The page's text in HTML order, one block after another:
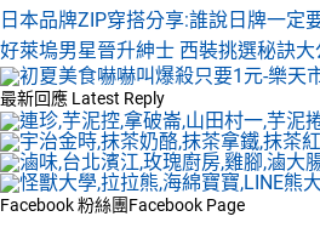
日本品牌ZIP穿搭分享:誰說日牌一定
好萊塢男星晉升紳士 西裝挑選秘訣大
最新回應 Latest Reply
Facebook 粉絲團Facebook Page